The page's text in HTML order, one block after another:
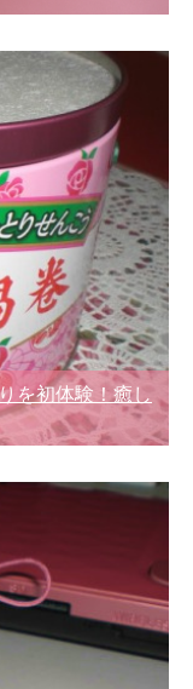
を初体験！癒し